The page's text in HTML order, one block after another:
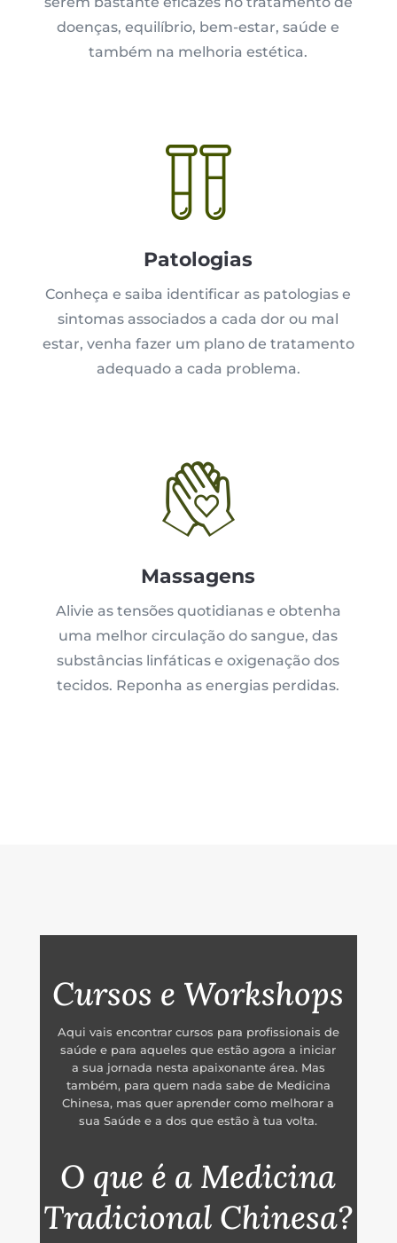
doenças, equilíbrio, bem-estar, saúde e
também na melhoria estética.
Patologias
Conheça e saiba identificar as patologias e
sintomas associados a cada dor ou mal
estar, venha fazer um plano de tratamento
adequado a cada problema.
Massagens
Alivie as tensões quotidianas e obtenha
uma melhor circulação do sangue, das
substâncias linfáticas e oxigenação dos
tecidos. Reponha as energias perdidas.
Cursos e Workshops
Aqui vais encontrar cursos para profissionais de
saúde e para aqueles que estão agora a iniciar
a sua jornada nesta apaixonante área. Mas
também, para quem nada sabe de Medicina
Chinesa, mas quer aprender como melhorar a
sua Saúde e a dos que estão à tua volta.
O que é a Medicina
Tradicional Chinesa?